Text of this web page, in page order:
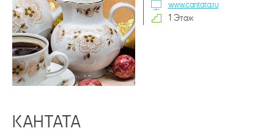
КАНТАТА
www.cantata.ru
1 Этаж